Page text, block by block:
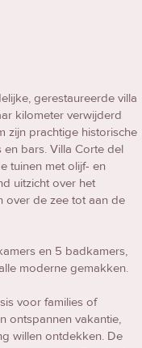
gerestaureerde villa
kilometer verwijderd
zijn prachtige historische
en bars. Villa Corte del
tuinen met olijf- en
uitzicht over het
over de zee tot aan de
en 5 badkamers,
moderne gemakken.
voor families of
ontspannen vakantie,
willen ontdekken. De